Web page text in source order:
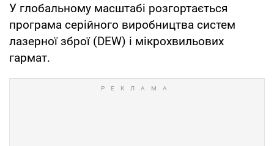
У глобальному масштабі розгортається
програма серійного виробництва систем
лазерної зброї (DEW) і мікрохвильових
гармат.